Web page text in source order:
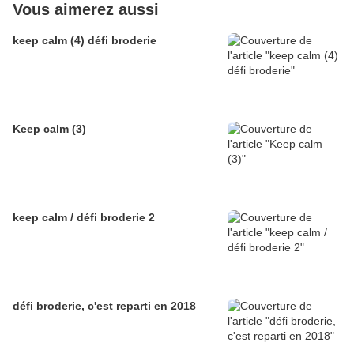
Vous aimerez aussi
keep calm (4) défi broderie
Keep calm (3)
keep calm / défi broderie 2
défi broderie, c'est reparti en 2018